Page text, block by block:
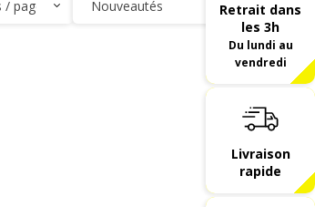
Retrait dans
les 3h
Du lundi au
vendredi
Livraison
rapide